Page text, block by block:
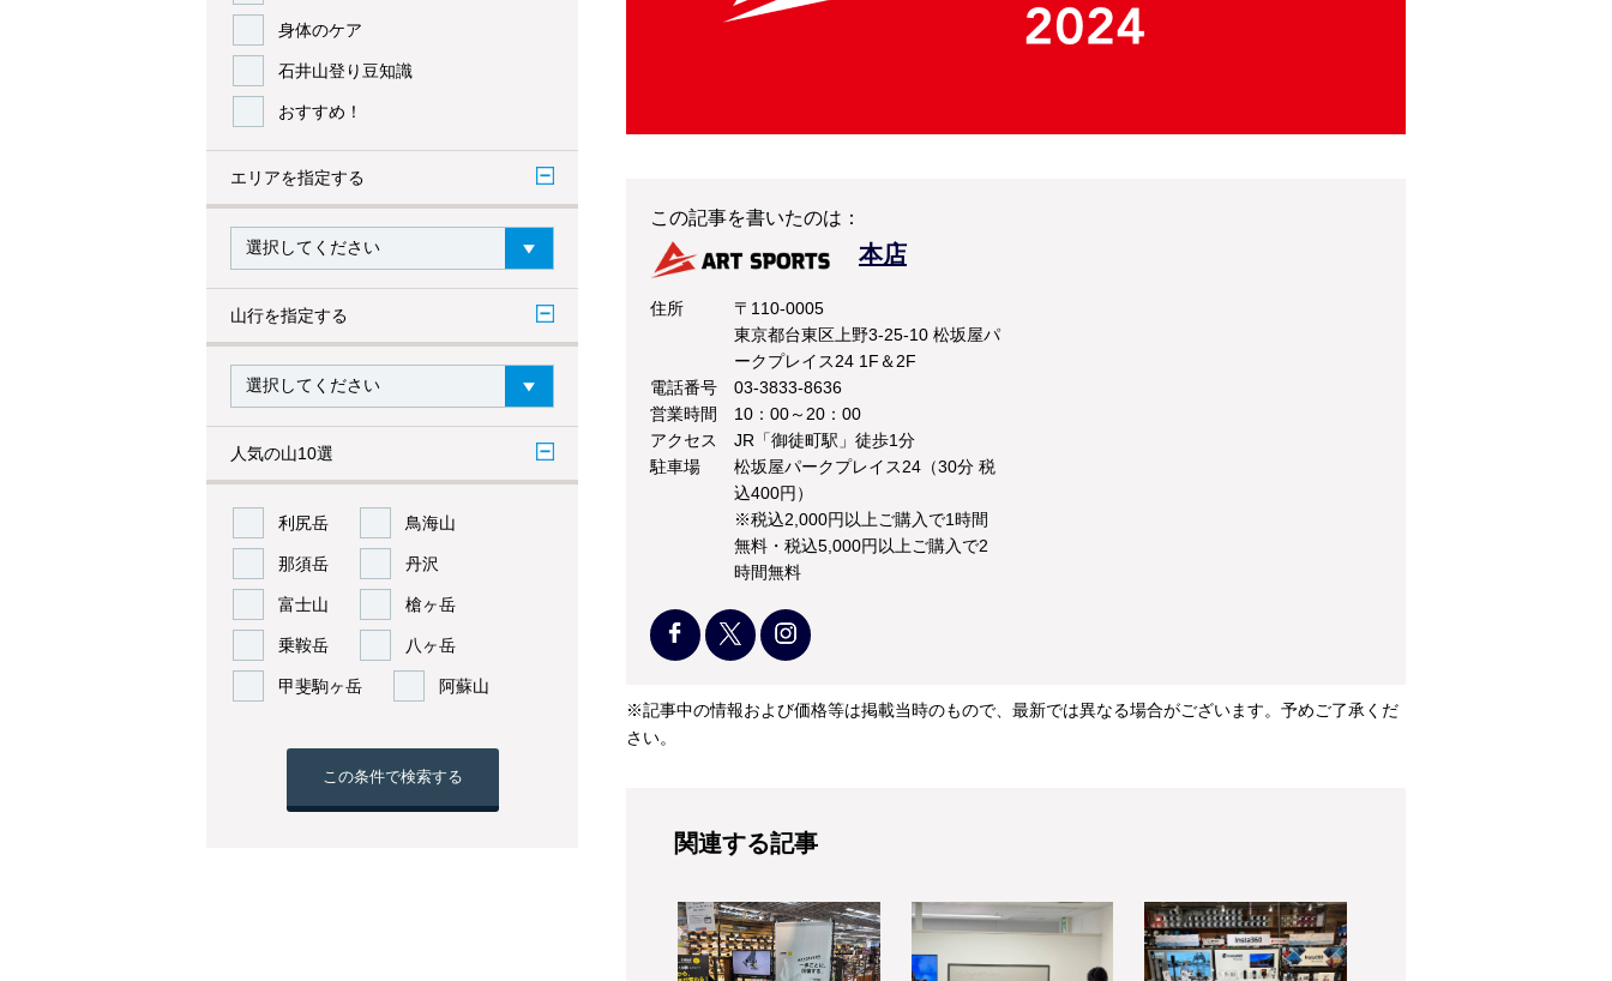
身体のケア
石井山登り豆知識
おすすめ！
エリアを指定する
山行を指定する
人気の山10選
利尻岳 鳥海山
那須岳 丹沢
富士山 槍ヶ岳
乗鞍岳 八ヶ岳
甲斐駒ヶ岳 阿蘇山
この条件で検索する
この記事を書いたのは：
本店
住所
〒110-0005
東京都台東区上野3-25-10 松坂屋パ
ークプレイス24 1F＆2F
電話番号
03-3833-8636
営業時間
10：00～20：00
アクセス
JR「御徒町駅」徒歩1分
駐車場
松坂屋パークプレイス24（30分 税
込400円）
※税込2,000円以上ご購入で1時間
無料・税込5,000円以上ご購入で2
時間無料
※記事中の情報および価格等は掲載当時のもので、最新では異なる場合がございます。予めご了承くだ
さい。
関連する記事